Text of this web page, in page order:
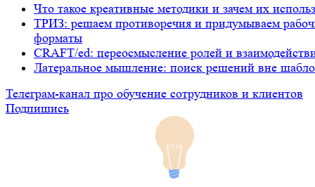
Что такое креативные методики и зачем их
ТРИЗ: решаем противоречия и придумываем
форматы
CRAFT/ed: переосмысление ролей и
Латеральное мышление: поиск решений вне
Телеграм-канал про обучение сотрудников и клиентов
Подпишись